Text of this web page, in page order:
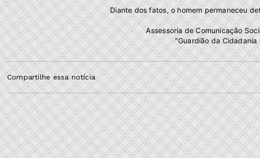
Diante dos fatos, o homem permaneceu
Assessoria de Comunicação
"Guardião da Cidadania
Compartilhe essa notícia